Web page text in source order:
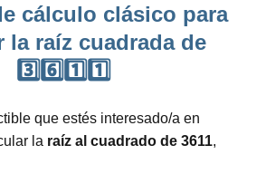
cálculo clásico para
la raíz cuadrada de
3️⃣6️⃣1️⃣1️⃣
que estés interesado/a en
la raíz al cuadrado de 3611,